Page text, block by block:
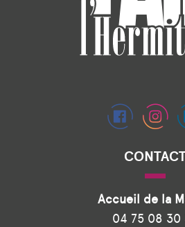
Accueil de la
04 75 08 30